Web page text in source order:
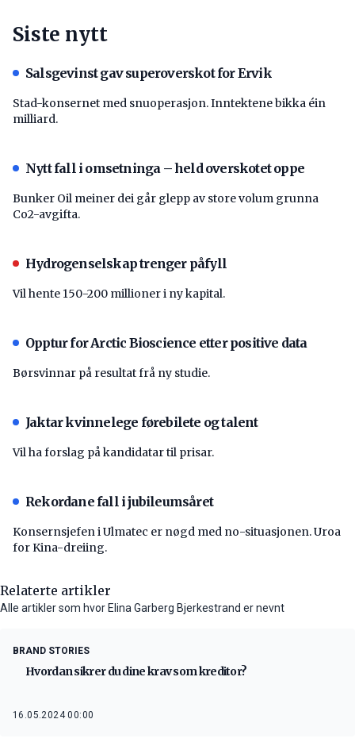
Siste nytt
Salsgevinst gav superoverskot for Ervik
Stad-konsernet med snuoperasjon. Inntektene bikka éin
milliard.
Nytt fall i omsetninga – held overskotet oppe
Bunker Oil meiner dei går glepp av store volum grunna
Co2-avgifta.
Hydrogenselskap trenger påfyll
Vil hente 150-200 millioner i ny kapital.
Opptur for Arctic Bioscience etter positive data
Børsvinnar på resultat frå ny studie.
Jaktar kvinnelege førebilete og talent
Vil ha forslag på kandidatar til prisar.
Rekordane fall i jubileumsåret
Konsernsjefen i Ulmatec er nøgd med no-situasjonen. Uroa
for Kina-dreiing.
Relaterte artikler
Alle artikler som hvor Elina Garberg Bjerkestrand er nevnt
BRAND STORIES
Hvordan sikrer du dine krav som kreditor?
16.05.2024 00:00